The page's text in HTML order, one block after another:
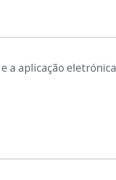
a aplicação eletrónica